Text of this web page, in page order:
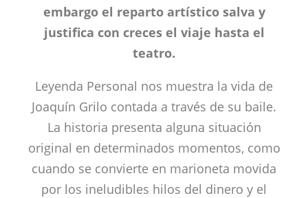
embargo el reparto artístico salva y
justifica con creces el viaje hasta el
teatro.
Leyenda Personal nos muestra la vida de
Joaquín Grilo contada a través de su baile.
La historia presenta alguna situación
original en determinados momentos, como
cuando se convierte en marioneta movida
por los ineludibles hilos del dinero y el